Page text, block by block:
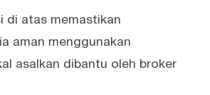
di atas memastikan
aman menggunakan
asalkan dibantu oleh broker